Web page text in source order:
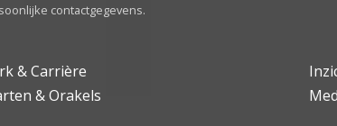
contactgegevens.
& Carrière
& Orakels